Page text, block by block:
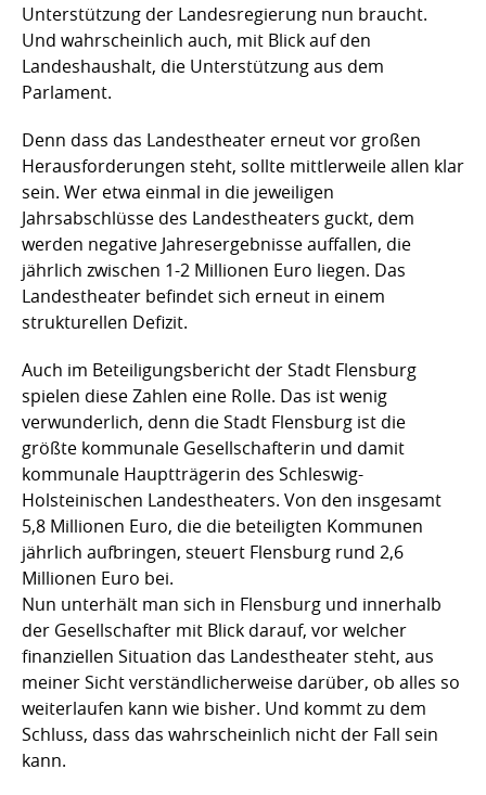
Unterstützung der Landesregierung nun braucht.
Und wahrscheinlich auch, mit Blick auf den
Landeshaushalt, die Unterstützung aus dem
Parlament.
Denn dass das Landestheater erneut vor großen
Herausforderungen steht, sollte mittlerweile allen klar
sein. Wer etwa einmal in die jeweiligen
Jahrsabschlüsse des Landestheaters guckt, dem
werden negative Jahresergebnisse auffallen, die
jährlich zwischen 1-2 Millionen Euro liegen. Das
Landestheater befindet sich erneut in einem
strukturellen Defizit.
Auch im Beteiligungsbericht der Stadt Flensburg
spielen diese Zahlen eine Rolle. Das ist wenig
verwunderlich, denn die Stadt Flensburg ist die
größte kommunale Gesellschafterin und damit
kommunale Hauptträgerin des Schleswig-
Holsteinischen Landestheaters. Von den insgesamt
5,8 Millionen Euro, die die beteiligten Kommunen
jährlich aufbringen, steuert Flensburg rund 2,6
Millionen Euro bei.
Nun unterhält man sich in Flensburg und innerhalb
der Gesellschafter mit Blick darauf, vor welcher
finanziellen Situation das Landestheater steht, aus
meiner Sicht verständlicherweise darüber, ob alles so
weiterlaufen kann wie bisher. Und kommt zu dem
Schluss, dass das wahrscheinlich nicht der Fall sein
kann.